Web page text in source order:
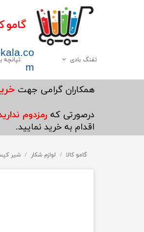
گامو
m
تفنگ بادی
همه موارد این دسته
وایرخ
تپانچه
​همکاران گرامی جهت
درصورتی که رمزدوم
اقدام به خرید نمایید.
گامو کالا لوازم شکار شیر کپسول